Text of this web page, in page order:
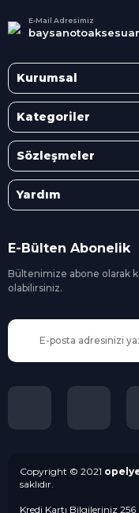
E-Mail Adresimiz
Kurumsal
Kategoriler
Sözleşmeler
Yardım
E-Bülten Abonelik
Bültenimize abone olarak
olabilirsiniz.
Copyright © 2021
saklıdır.
Kredi Kartı Bilgileriniz 256